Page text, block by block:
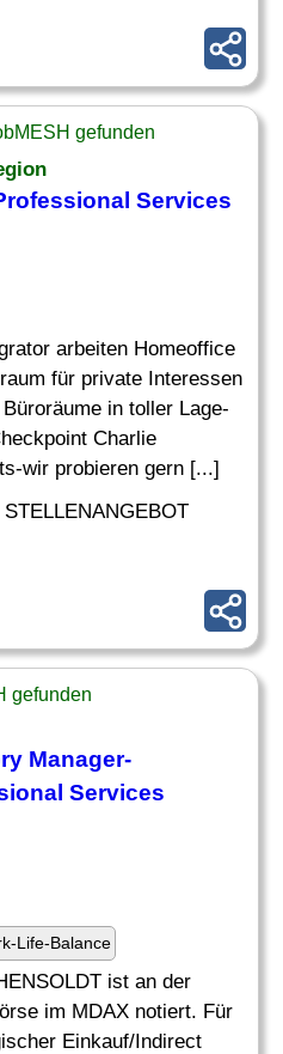
gefunden
Services
arbeiten Homeoffice
für private Interessen
in toller Lage-
Charlie
wir probieren gern [...]
gefunden
Manager-
Services
Life-Balance
ist an der
im MDAX notiert. Für
Einkauf/Indirect